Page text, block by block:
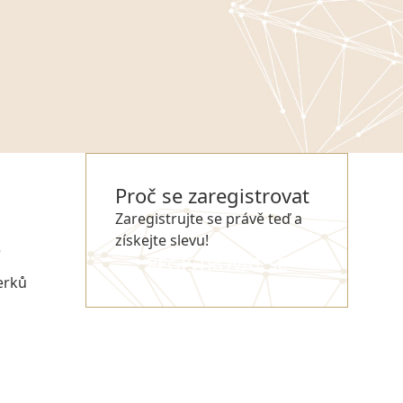
Proč se zaregistrovat
Zaregistrujte se právě teď a
získejte slevu!
REGISTROVAT SE